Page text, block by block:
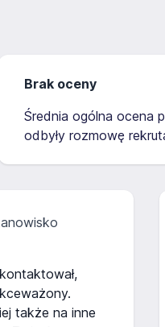
Brak oceny
Średnia ogólna ocena
odbyły rozmowę
także na inne